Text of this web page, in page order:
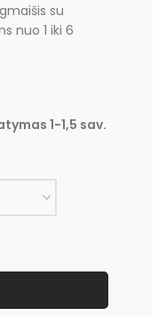
su
nuo 1 iki 6
1-1,5 sav.